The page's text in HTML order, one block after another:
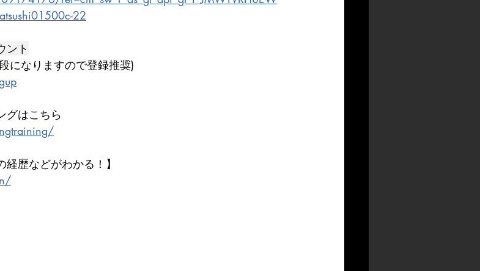
22
ント
になりますので登録推奨)
グはこちら
経歴などがわかる！】